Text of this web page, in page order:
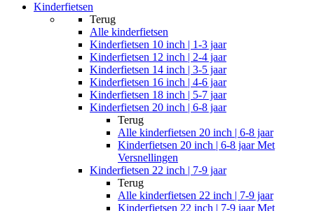
Kinderfietsen
Terug
Alle kinderfietsen
Kinderfietsen 10 inch | 1-3 jaar
Kinderfietsen 12 inch | 2-4 jaar
Kinderfietsen 14 inch | 3-5 jaar
Kinderfietsen 16 inch | 4-6 jaar
Kinderfietsen 18 inch | 5-7 jaar
Kinderfietsen 20 inch | 6-8 jaar
Terug
Alle kinderfietsen 20 inch | 6-8 jaar
Kinderfietsen 20 inch | 6-8 jaar Met
Versnellingen
Kinderfietsen 22 inch | 7-9 jaar
Terug
Alle kinderfietsen 22 inch | 7-9 jaar
Kinderfietsen 22 inch | 7-9 jaar Met